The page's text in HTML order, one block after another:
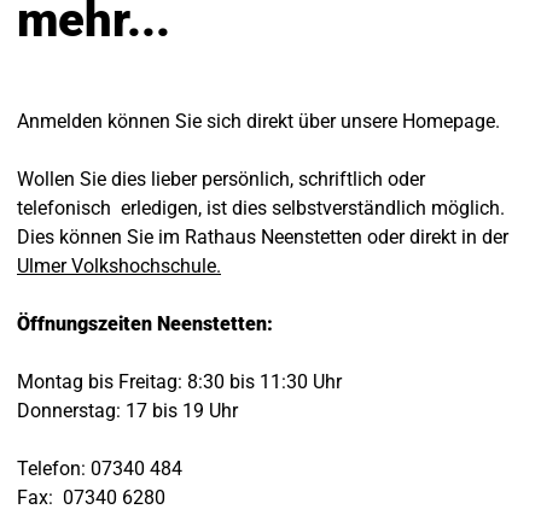
mehr...
Anmelden können Sie sich direkt über unsere Homepage.
Wollen Sie dies lieber persönlich, schriftlich oder
telefonisch erledigen, ist dies selbstverständlich möglich.
Dies können Sie im Rathaus Neenstetten oder direkt in der
Ulmer Volkshochschule.
Öffnungszeiten Neenstetten:
Montag bis Freitag: 8:30 bis 11:30 Uhr
Donnerstag: 17 bis 19 Uhr
Telefon: 07340 484
Fax: 07340 6280